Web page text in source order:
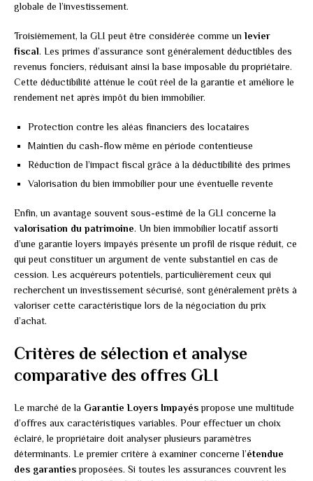
globale de l’investissement.
Troisièmement, la GLI peut être considérée comme un levier
fiscal. Les primes d’assurance sont généralement déductibles des
revenus fonciers, réduisant ainsi la base imposable du propriétaire.
Cette déductibilité atténue le coût réel de la garantie et améliore le
rendement net après impôt du bien immobilier.
Protection contre les aléas financiers des locataires
Maintien du cash-flow même en période contentieuse
Réduction de l’impact fiscal grâce à la déductibilité des primes
Valorisation du bien immobilier pour une éventuelle revente
Enfin, un avantage souvent sous-estimé de la GLI concerne la
valorisation du patrimoine. Un bien immobilier locatif assorti
d’une garantie loyers impayés présente un profil de risque réduit, ce
qui peut constituer un argument de vente substantiel en cas de
cession. Les acquéreurs potentiels, particulièrement ceux qui
recherchent un investissement sécurisé, sont généralement prêts à
valoriser cette caractéristique lors de la négociation du prix
d’achat.
Critères de sélection et analyse
comparative des offres GLI
Le marché de la Garantie Loyers Impayéspropose une multitude
d’offres aux caractéristiques variables. Pour effectuer un choix
éclairé, le propriétaire doit analyser plusieurs paramètres
déterminants. Le premier critère à examiner concerne l’étendue
des garantiesproposées. Si toutes les assurances couvrent les